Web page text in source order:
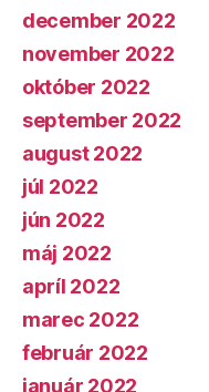
december 2022
november 2022
október 2022
september 2022
august 2022
júl 2022
jún 2022
máj 2022
apríl 2022
marec 2022
február 2022
január 2022